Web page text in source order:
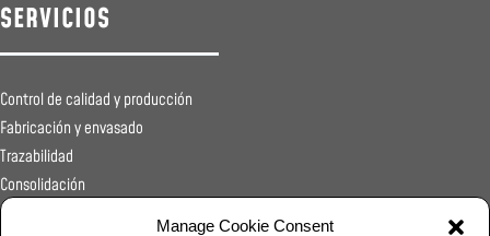
Manage Cookie Consent
SERVICIOS
Control de calidad y producción
Fabricación y envasado
Trazabilidad
Consolidación
Registros sanitarios